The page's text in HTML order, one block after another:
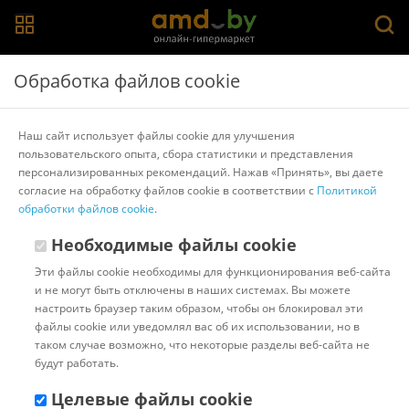
Главная > Каталог товаров Системы охлаждения
Кулеры для корпуса Кулеры для процессора
Термопасты
Термопрокладки
Код: 15954 В наличии
Кулер для процессора
DeepCool Archer BigPro
10.00 ƃ
Обработка файлов cookie
Наш сайт использует файлы cookie для улучшения
пользовательского опыта, сбора статистики и представления
персонализированных рекомендаций. Нажав «Принять», вы даете
согласие на обработку файлов cookie в соответствии с Политикой
обработки файлов cookie.
Необходимые файлы cookie
Эти файлы cookie необходимы для функционирования веб-сайта
и не могут быть отключены в наших системах. Вы можете
настроить браузер таким образом, чтобы он блокировал эти
файлы cookie или уведомлял вас об их использовании, но в
таком случае возможно, что некоторые разделы веб-сайта не
будут работать.
Целевые файлы cookie